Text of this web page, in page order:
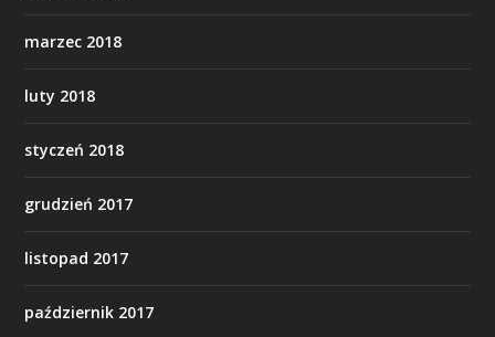
marzec 2018
luty 2018
styczeń 2018
grudzień 2017
listopad 2017
październik 2017